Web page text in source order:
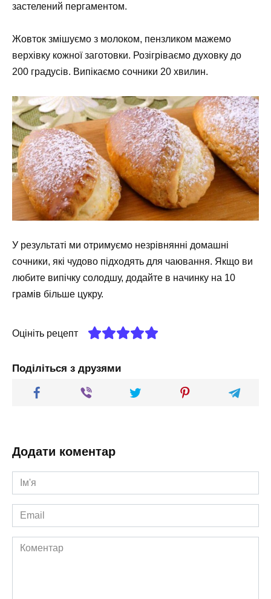
застелений пергаментом.
Жовток змішуємо з молоком, пензликом мажемо
верхівку кожної заготовки. Розігріваємо духовку до
200 градусів. Випікаємо сочники 20 хвилин.
У результаті ми отримуємо незрівнянні домашні
сочники, які чудово підходять для чаювання. Якщо ви
любите випічку солодшу, додайте в начинку на 10
грамів більше цукру.
Оцініть рецепт
Поділіться з друзями
Додати коментар
Ім'я
*
Email
*
Коментар